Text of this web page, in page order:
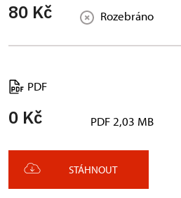
80 Kč Rozebráno
PDF
0 Kč PDF 2,03 MB
STÁHNOUT